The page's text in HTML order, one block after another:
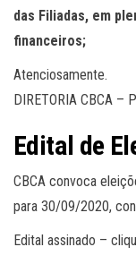
das Filiadas, em
financeiros;
Atenciosamente.
DIRETORIA CBCA –
Edital de
CBCA convoca
para 30/09/2020,
Edital assinado –